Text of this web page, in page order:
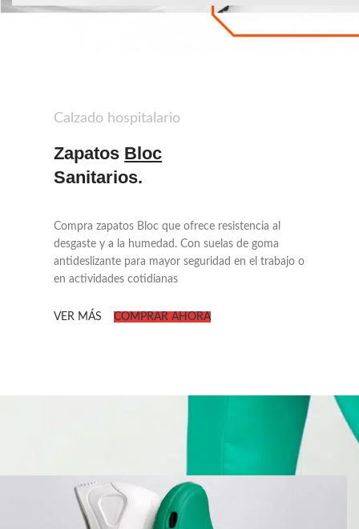
Calzado hospitalario
Zapatos Bloc
Sanitarios.
Compra zapatos Bloc que ofrece resistencia al
desgaste y a la humedad. Con suelas de goma
antideslizante para mayor seguridad en el trabajo o
en actividades cotidianas
VER MÁS COMPRAR AHORA